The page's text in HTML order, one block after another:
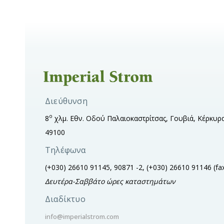
Διεύθυνση
8ο χλμ. Εθν. Οδού Παλαιοκαστρίτσας, Γουβιά,
49100
Τηλέφωνα
(+030) 26610 91145, 90871 -2, (+030) 26610 91146
Δευτέρα-Σαββάτο ώρες καταστημάτων
Διαδίκτυο
info@imperialstrom.com